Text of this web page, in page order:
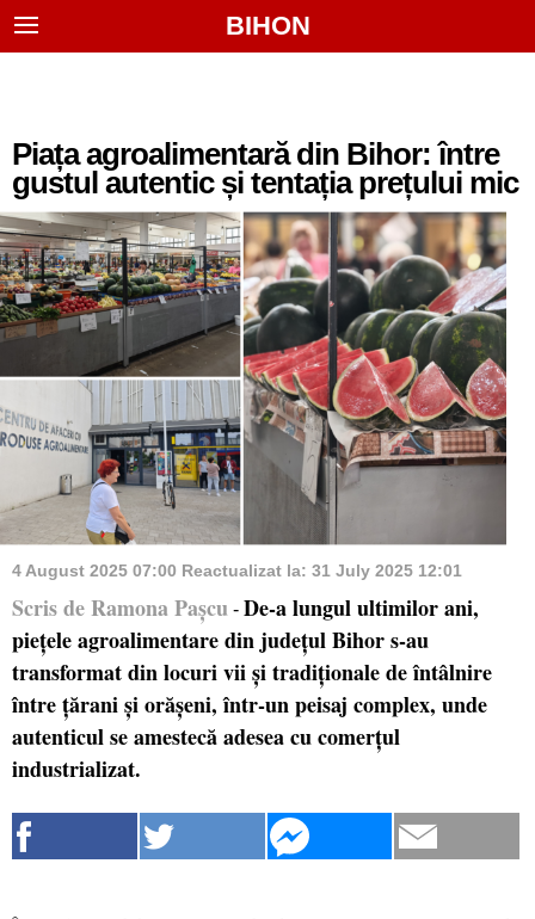
BIHON
Piața agroalimentară din Bihor: între
gustul autentic și tentația prețului mic
4 August 2025 07:00 Reactualizat la: 31 July 2025 12:01
Scris de Ramona Pașcu - De-a lungul ultimilor ani,
piețele agroalimentare din județul Bihor s-au
transformat din locuri vii și tradiționale de întâlnire
între țărani și orășeni, într-un peisaj complex, unde
autenticul se amestecă adesea cu comerțul
industrializat.